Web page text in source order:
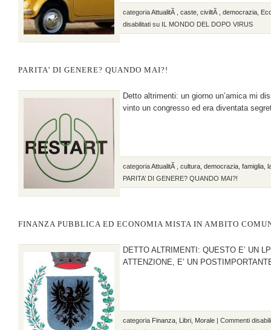
categoriaAttualitÃ caste civiltÃ democrazia
disabilitati su IL MONDO DEL DOPO VIRUS
PARITA’ DI GENERE? QUANDO MAI?!
Detto altrimenti: un giorno un’amica mi
vinto un congresso ed era diventata
categoriaAttualitÃ cultura democrazia famiglia
PARITA’ DI GENERE? QUANDO MAI?!
FINANZA PUBBLICA ED ECONOMIA MISTA IN AMBITO
DETTO ALTRIMENTI: QUESTO E’ UN
ATTENZIONE, E’ UN
categoria Finanza Libri Morale | Commenti